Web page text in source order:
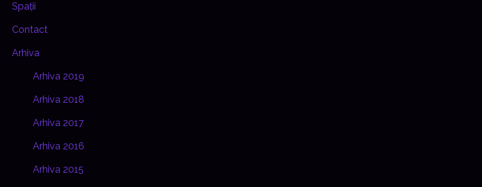
Spații
Contact
Arhiva
Arhiva 2019
Arhiva 2018
Arhiva 2017
Arhiva 2016
Arhiva 2015